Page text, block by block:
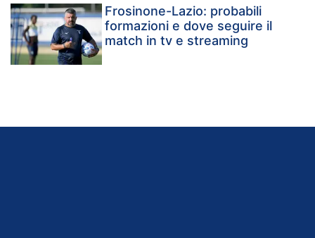
Frosinone-Lazio: probabili
formazioni e dove seguire il
match in tv e streaming